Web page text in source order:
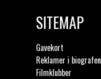
SITEMAP
Gavekort
Reklamer i biografen
Filmklubber